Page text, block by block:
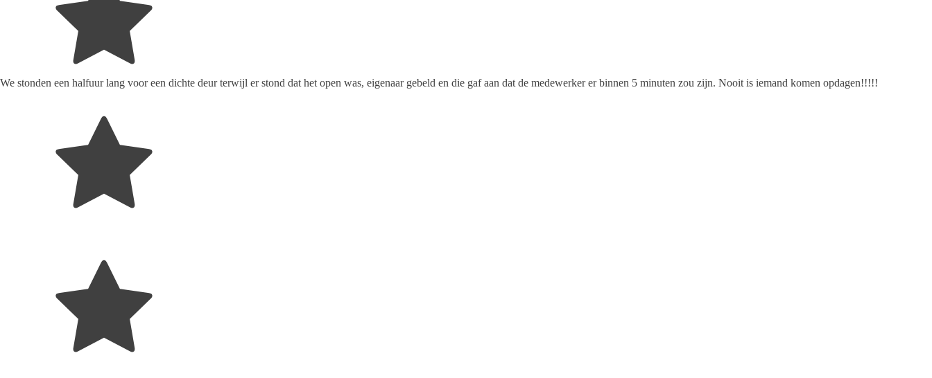
We stonden een halfuur lang voor een dichte deur terwijl er stond dat het open was, eigenaar gebeld en die gaf aan dat de medewerker er binnen 5 minuten zou zijn. Nooit is iemand komen opdagen!!!!!